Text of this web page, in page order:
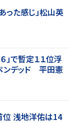
った感じ」松山英
」で暫定１１位浮
ンデッド 平田憲
位 浅地洋佑は14